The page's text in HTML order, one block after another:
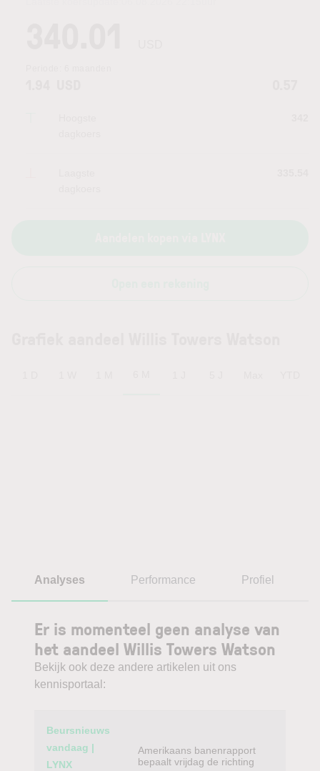
Analyses Performance Profiel
Er is momenteel geen analyse van
het aandeel Willis Towers Watson
Bekijk ook deze andere artikelen uit ons
kennisportaal:
Category
Beursnieuws
vandaag |
LYNX
Amerikaans banenrapport
bepaalt vrijdag de richting